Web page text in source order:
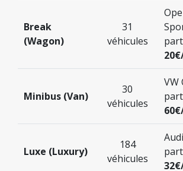
Break
(Wagon)
31
véhicules
Minibus (Van)
30
véhicules
VW
Luxe (Luxury)
184
véhicules